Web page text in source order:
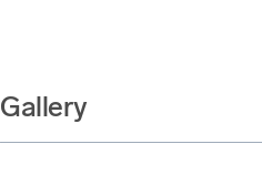
Gallery